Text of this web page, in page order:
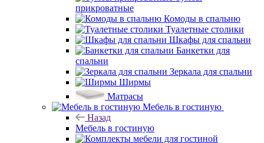
прикроватные
Комоды в спальню
Туалетные столики
Шкафы для спальни
Банкетки для
спальни
Зеркала для спальни
Ширмы
Матрасы
Мебель в гостиную
Назад
Мебель в гостиную